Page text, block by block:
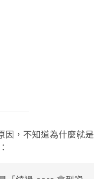
因，不知道為什麼就是